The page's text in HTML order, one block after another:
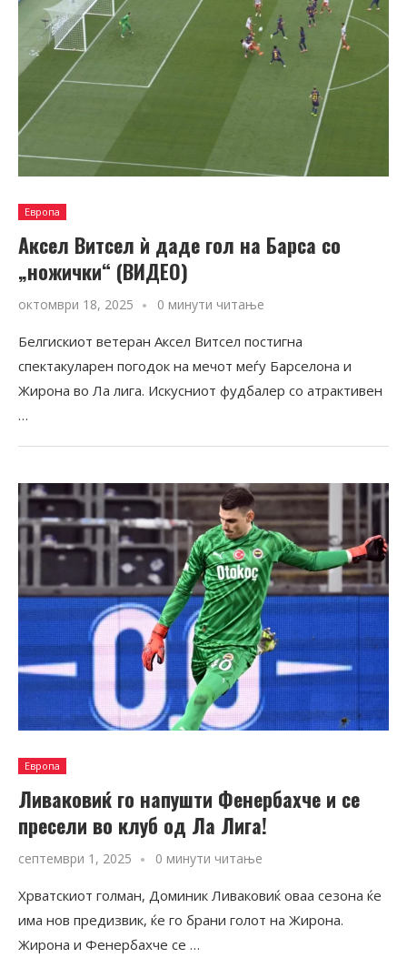
Европа
Аксел Витсел ѝ даде гол на Барса со
„ножички“ (ВИДЕО)
октомври 18, 2025 0 минути читање
Белгискиот ветеран Аксел Витсел постигна
спектакуларен погодок на мечот меѓу Барселона и
Жирона во Ла лига. Искусниот фудбалер со атрактивен
…
Европа
Ливаковиќ го напушти Фенербахче и се
пресели во клуб од Ла Лига!
септември 1, 2025 0 минути читање
Хрватскиот голман, Доминик Ливаковиќ оваа сезона ќе
има нов предизвик, ќе го брани голот на Жирона.
Жирона и Фенербахче се …